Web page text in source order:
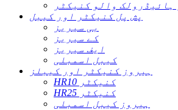
ہائیڈرولک والو کنیکٹر
پش پل کنیکٹر اور کیبل
بی سیریز
کے سیریز
ایف سیریز
کیبل اسمبلی
ہیروز کنیکٹر اور کیبلز
HR10 کنیکٹر
HR25 کنیکٹر
ہیروز کیبل اسمبلی